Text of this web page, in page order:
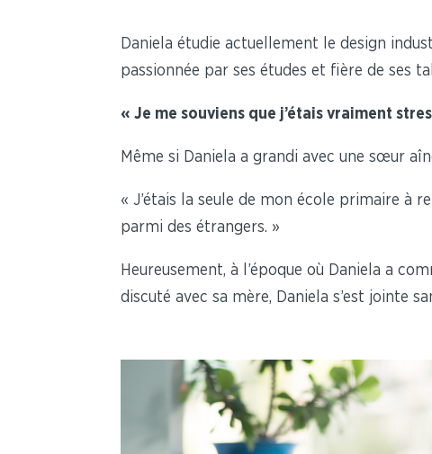
Daniela étudie actuellement le design
passionnée par ses études et fière de ses
« Je me souviens que j’étais vraiment
Même si Daniela a grandi avec une sœur
« J’étais la seule de mon école primaire à
parmi des étrangers. »
Heureusement, à l’époque où Daniela a
discuté avec sa mère, Daniela s’est jointe